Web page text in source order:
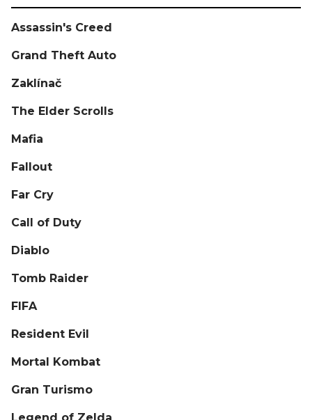
Assassin's Creed
Grand Theft Auto
Zaklínač
The Elder Scrolls
Mafia
Fallout
Far Cry
Call of Duty
Diablo
Tomb Raider
FIFA
Resident Evil
Mortal Kombat
Gran Turismo